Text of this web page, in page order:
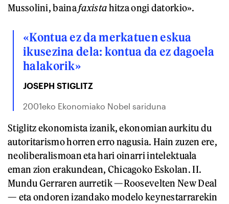
Mussolini, bainafaxistahitza ongi datorkio».
«Kontua ez da merkatuen eskua
ikusezina dela: kontua da ez dagoela
halakorik»
JOSEPH STIGLITZ
2001eko Ekonomiako Nobel sariduna
Stiglitz ekonomista izanik, ekonomian aurkitu du
autoritarismo horren erro nagusia. Hain zuzen ere,
neoliberalismoan eta hari oinarri intelektuala
eman zion erakundean, Chicagoko Eskolan. II.
Mundu Gerraren aurretik —Roosevelten New Deal
— eta ondoren izandako modelo keynestarrarekin